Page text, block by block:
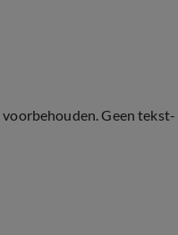
Geen tekst-